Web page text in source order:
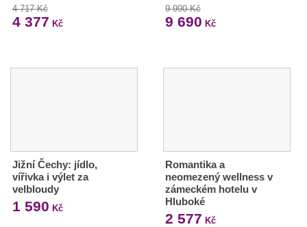
4 717 Kč
4 377 Kč
9 990 Kč
9 690 Kč
Jižní Čechy: jídlo,
vířivka i výlet za
velbloudy
1 590 Kč
Romantika a
neomezený wellness v
zámeckém hotelu v
Hluboké
2 577 Kč